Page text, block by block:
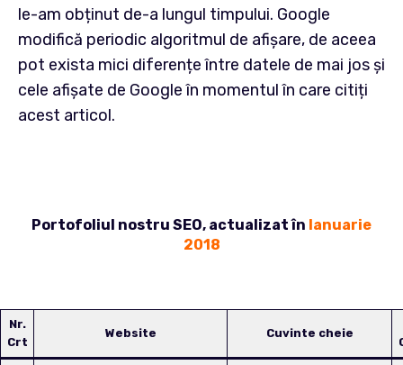
le-am obținut de-a lungul timpului. Google
modifică periodic algoritmul de afișare, de aceea
pot exista mici diferențe între datele de mai jos și
cele afișate de Google în momentul în care citiți
acest articol.
Portofoliul nostru SEO, actualizat în Ianuarie
2018
Nr.
Crt
Website Cuvinte cheie